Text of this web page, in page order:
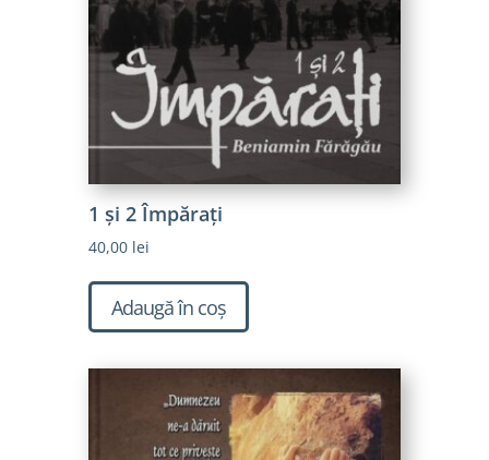
1 și 2 Împăraţi
40,00 lei
Adaugă în coș